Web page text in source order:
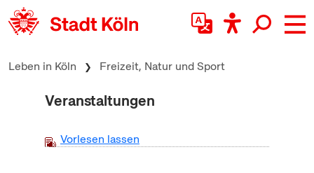
zum Inhalt springen
Leben in Köln Freizeit, Natur und Sport
Veranstaltungen
Vorlesen lassen